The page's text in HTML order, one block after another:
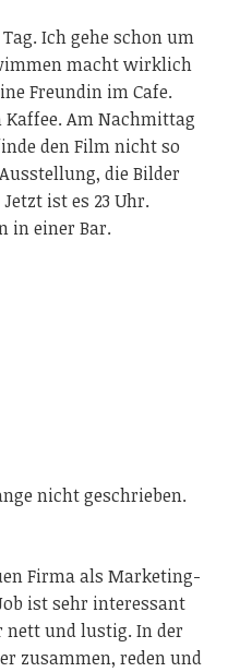
Ich gehe schon um
macht wirklich
Freundin im Cafe.
Am Nachmittag
den Film nicht so
die Bilder
ist es 23 Uhr.
in einer Bar.
nicht geschrieben.
Firma als Marketing-
ist sehr interessant
nett und lustig. In der
zusammen, reden und